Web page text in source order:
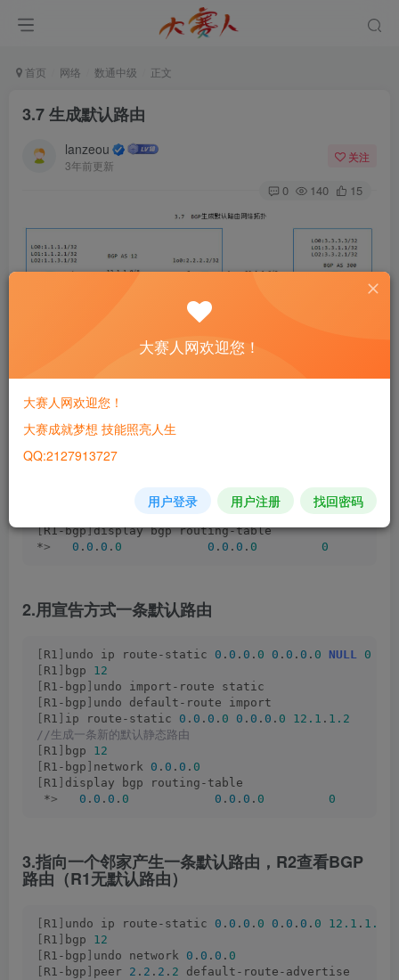
首页 网络 数通中级 正文
3.7 生成默认路由
lanzeou
3年前更新
关注
0 140 15
图3-7 BGP生成默认路由网络拓扑
1.用引入方式产生一条默认路由
//R1生成一条默认路由
[R1 ]bgp 12
default-route imported
[R1-bgp]display bgp routing-table
*> 0 . 0 . 0 . 0 0 . 0 . 0 . 0 0
2.用宣告方式一条默认路由
R1 undo ip route-static 0 . 0 . 0 . 0 0 . 0 . 0 . 0 NULL 0
R1 bgp 12
R1-bgp
undo import-route static
R1-bgp
undo default-route import
R1 ip route-static 0 . 0 . 0 . 0 0 . 0 . 0 . 0 12.1 . 1.2
//生成一条新的默认静态路由
R1 bgp 12
R1-bgp network 0 . 0 . 0 . 0
R1
display bgp routing-table
*> 0 . 0 . 0 . 0 0 . 0 . 0 . 0 0
3.指向一个邻家产生一条默认路由，R2查看BGP
路由（R1无默认路由）
R1 undo ip route-static 0 . 0 . 0 . 0 0 . 0 . 0 . 0 12.1 . 1.2
R1 bgp 12
R1-bgp undo network 0 . 0 . 0 . 0
R1-bgp peer 2 . 2 . 2 . 2 default-route-advertise
大赛人网欢迎您！
大赛人网欢迎您！
大赛成就梦想 技能照亮人生
QQ:2127913727
用户登录 用户注册 找回密码